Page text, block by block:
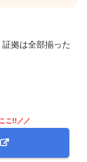
拠は全部揃った
こ!!／／